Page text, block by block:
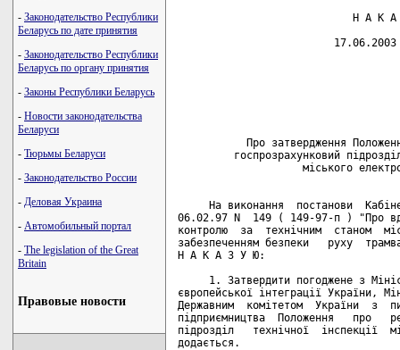
- Законодательство Республики
Беларусь по дате принятия
- Законодательство Республики
Беларусь по органу принятия
- Законы Республики Беларусь
- Новости законодательства
Беларуси
- Тюрьмы Беларуси
- Законодательство России
- Деловая Украина
- Автомобильный портал
- The legislation of the Great
Britain
Правовые новости
Н А К А
17.06.2003
Про затвердження
госпрозрахунковий
міського
На виконання  постанови
06.02.97 N  149 ( 149-97-п ) "Про
контролю  за  технічним  станом
забезпеченням безпеки   руху
Н А К А З У Ю:
1. Затвердити погоджене з
європейської інтеграції України,
Державним  комітетом  України  з
підприємництва  Положення   про
підрозділ   технічної  інспекції
додається.